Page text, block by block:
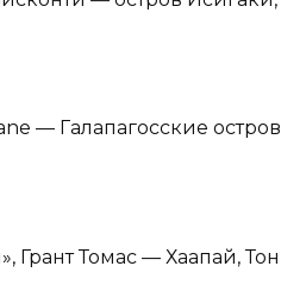
— Галапагосские
Грант Томас — Хаапай,